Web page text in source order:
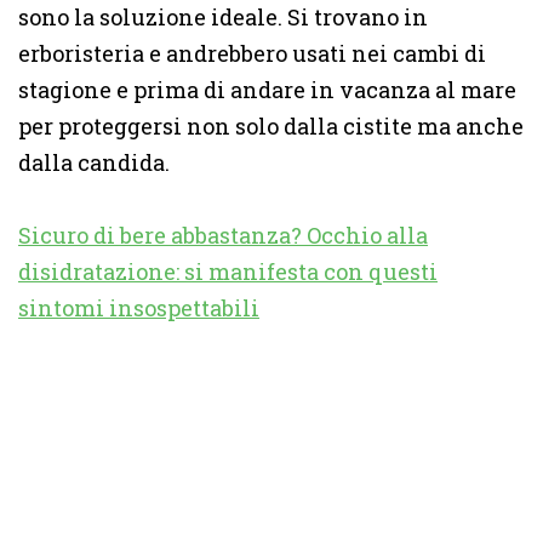
sono la soluzione ideale. Si trovano in
erboristeria e andrebbero usati nei cambi di
stagione e prima di andare in vacanza al mare
per proteggersi non solo dalla cistite ma anche
dalla candida.
Sicuro di bere abbastanza? Occhio alla
disidratazione: si manifesta con questi
sintomi insospettabili